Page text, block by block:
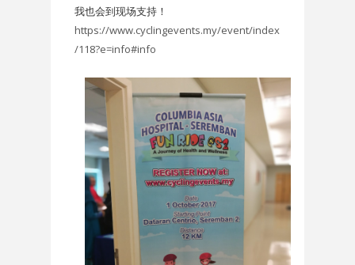
我也会到现场支持！
https://www.cyclingevents.my/event/index
/118?e=info#info